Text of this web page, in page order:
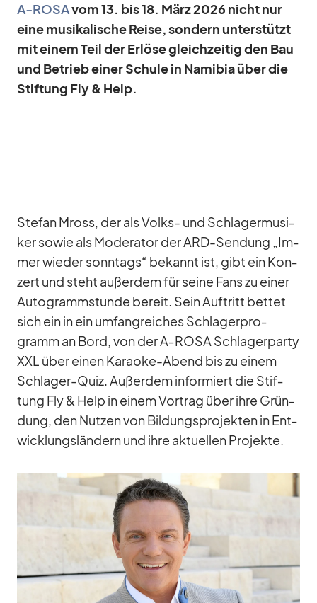
A‑ROSAvom 13. bis 18. März 2026 nicht nur
eine mu­si­ka­li­sche Reise, son­dern un­ter­stützt
mit ei­nem Teil der Er­löse gleich­zei­tig den Bau
und Be­trieb ei­ner Schule in Na­mi­bia über die
Stif­tung Fly & Help.
Ste­fan Mross, der als Volks- und Schla­ger­mu­si­
ker so­wie als Mo­de­ra­tor der ARD-Sen­dung „Im­
mer wie­der sonn­tags“ be­kannt ist, gibt ein Kon­
zert und steht au­ßer­dem für seine Fans zu ei­ner
Au­to­gramm­stunde be­reit. Sein Auf­tritt bet­tet
sich ein in ein um­fang­rei­ches Schla­ger­pro­
gramm an Bord, von der A‑ROSA Schla­ger­party
XXL über ei­nen Ka­raoke-Abend bis zu ei­nem
Schla­ger-Quiz. Au­ßer­dem in­for­miert die Stif­
tung Fly & Help in ei­nem Vor­trag über ihre Grün­
dung, den Nut­zen von Bil­dungs­pro­jek­ten in Ent­
wick­lungs­län­dern und ihre ak­tu­el­len Pro­jekte.